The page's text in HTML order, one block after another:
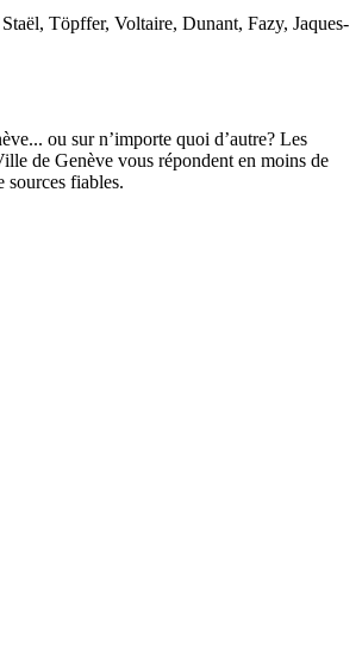
Töpffer, Voltaire, Dunant, Fazy, Jaques-
ou sur n’importe quoi d’autre? Les
de Genève vous répondent en moins de
sources fiables.